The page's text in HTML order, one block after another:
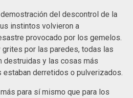
del descontrol de la
instintos volvieron a
provocado por los gemelos.
por las paredes, todas las
destruidas y las cosas más
estaban derretidos o pulverizados.
para sí mismo que para los